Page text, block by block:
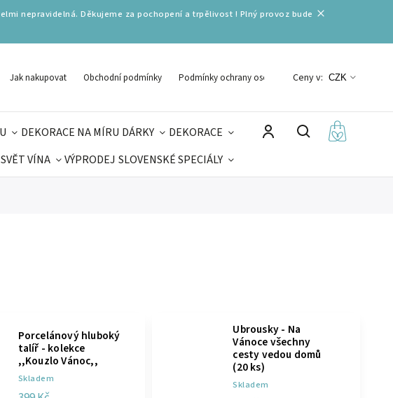
nepravidelná. Děkujeme za pochopení a trpělivost ! Plný provoz bude
Jak nakupovat Obchodní podmínky Podmínky ochrany osobních údajů
Ceny v: CZK
DEKORACE NA MÍRU DÁRKY
DEKORACE
SVĚT VÍNA VÝPRODEJ SLOVENSKÉ SPECIÁLY
Porcelánový hluboký
talíř - kolekce
,,Kouzlo Vánoc,,
Skladem
Ubrousky - Na
Vánoce všechny
cesty vedou domů
(20 ks)
Skladem